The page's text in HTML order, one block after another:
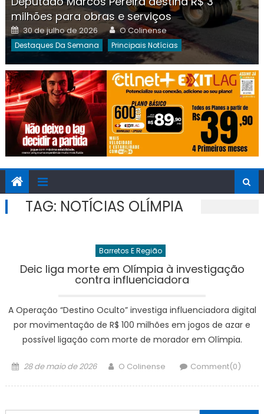
milhões para obras e serviços
Posted
on
30 de julho de 2026 Author
O Colinense
Destaques Da Semana Principais Notícias
TAG: NOTÍCIAS OLÍMPIA
Barretos E Região
Deic liga morte em Olímpia à investigação
contra influenciadora
A Operação “Destino Oculto” investiga influenciadora digital
por movimentação de R$ 100 milhões em jogos de azar e
possível ligação com morte de morador em Olímpia.
Posted
28 de maio de 2026 Author
O Colinense Comment(0)